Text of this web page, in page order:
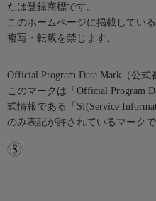
たは登録商標です。
このホームページに掲載してい
複写・転載を禁じます。
Official Program Data Mark（公式
このマークは「Official Program
式情報である「SI(Service
のみ表記が許されているマークで